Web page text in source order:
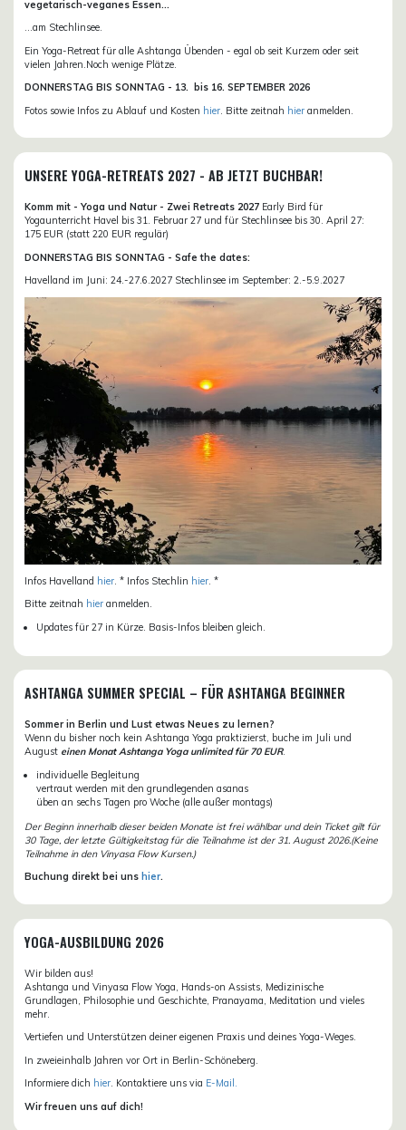
vegetarisch-veganes Essen...
...am Stechlinsee.
Ein Yoga-Retreat für alle Ashtanga Übenden - egal ob seit Kurzem oder seit
vielen Jahren.Noch wenige Plätze.
DONNERSTAG BIS SONNTAG - 13. bis 16. SEPTEMBER 2026
Fotos sowie Infos zu Ablauf und Kosten hier . Bitte zeitnah hier anmelden.
UNSERE YOGA-RETREATS 2027 - AB JETZT BUCHBAR!
Komm mit - Yoga und Natur - Zwei Retreats 2027 Early Bird für
Yogaunterricht Havel bis 31. Februar 27 und für Stechlinsee bis 30. April 27:
175 EUR (statt 220 EUR regulär)
DONNERSTAG BIS SONNTAG - Safe the dates:
Havelland im Juni: 24.-27.6.2027 Stechlinsee im September: 2.-5.9.2027
Infos Havelland hier . * Infos Stechlin hier . *
Bitte zeitnah hier anmelden.
Updates für 27 in Kürze. Basis-Infos bleiben gleich.
ASHTANGA SUMMER SPECIAL – FÜR ASHTANGA BEGINNER
Sommer in Berlin und Lust etwas Neues zu lernen?
Wenn du bisher noch kein Ashtanga Yoga praktizierst, buche im Juli und
August einen Monat Ashtanga Yoga unlimited für 70 EUR.
individuelle Begleitung
vertraut werden mit den grundlegenden asanas
üben an sechs Tagen pro Woche (alle außer montags)
Der Beginn innerhalb dieser beiden Monate ist frei wählbar und dein Ticket gilt für
30 Tage, der letzte Gültigkeitstag für die Teilnahme ist der 31. August 2026.(Keine
Teilnahme in den Vinyasa Flow Kursen.)
Buchung direkt bei uns hier.
YOGA-AUSBILDUNG 2026
Wir bilden aus!
Ashtanga und Vinyasa Flow Yoga, Hands-on Assists, Medizinische
Grundlagen, Philosophie und Geschichte, Pranayama, Meditation und vieles
mehr.
Vertiefen und Unterstützen deiner eigenen Praxis und deines Yoga-Weges.
In zweieinhalb Jahren vor Ort in Berlin-Schöneberg.
Informiere dich hier. Kontaktiere uns via E-Mail.
Wir freuen uns auf dich!